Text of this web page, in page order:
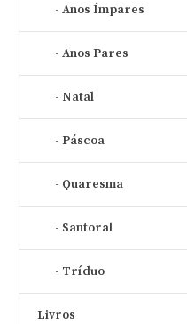
Anos Ímpares
Anos Pares
Natal
Páscoa
Quaresma
Santoral
Tríduo
Livros